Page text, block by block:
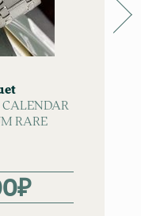
RARE
₽